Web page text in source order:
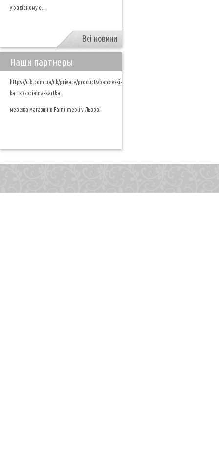
у радісному о...
Всі новини
Наши партнеры
https://cib.com.ua/uk/private/products/bankivski-
kartki/socialna-kartka
мережа магазинів Faini-mebli у Львові